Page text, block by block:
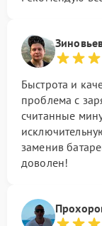
Быстрота и
проблема с
считанные
заменив
доволен!